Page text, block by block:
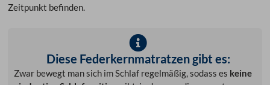
Zeitpunkt befinden.
Diese Federkernmatratzen gibt es:
Zwar bewegt man sich im Schlaf regelmäßig, sodass es keine